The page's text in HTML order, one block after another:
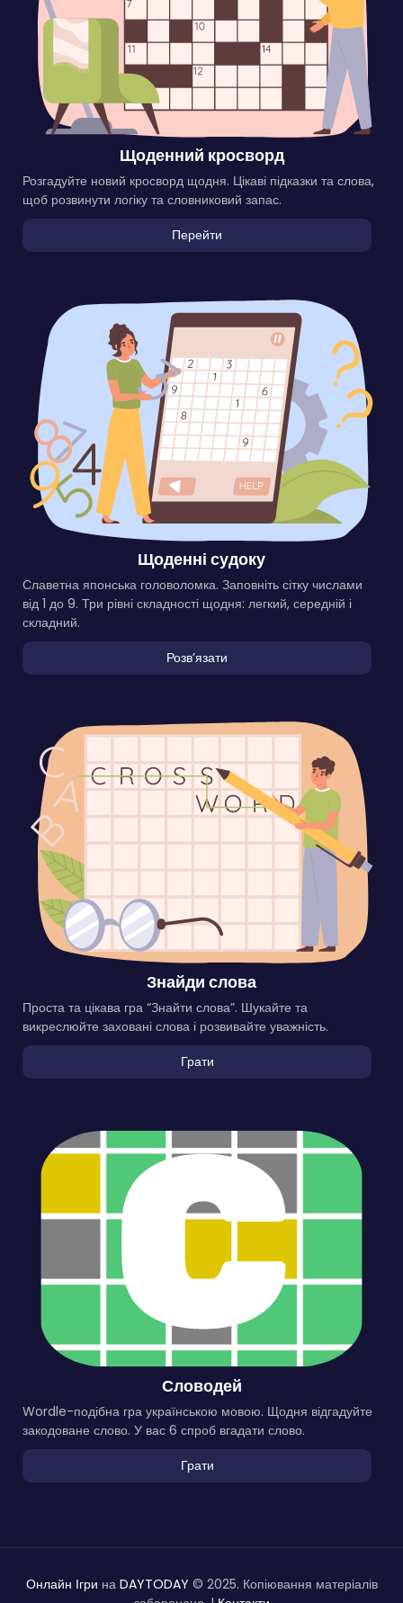
Щоденний кросворд
Розгадуйте новий кросворд щодня. Цікаві підказки та слова,
щоб розвинути логіку та словниковий запас.
Перейти
Щоденні судоку
Славетна японська головоломка. Заповніть сітку числами
від 1 до 9. Три рівні складності щодня: легкий, середній і
складний.
Розвʼязати
Знайди слова
Проста та цікава гра “Знайти слова”. Шукайте та
викреслюйте заховані слова і розвивайте уважність.
Грати
Словодей
Wordle-подібна гра українською мовою. Щодня відгадуйте
закодоване слово. У вас 6 спроб вгадати слово.
Грати
Онлайн Ігри на DAYTODAY © 2025. Копіювання матеріалів